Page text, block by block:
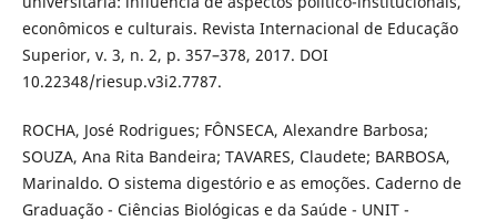
econômicos e culturais. Revista Internacional de Educação
Superior, v. 3, n. 2, p. 357–378, 2017. DOI
10.22348/riesup.v3i2.7787.
ROCHA, José Rodrigues; FÔNSECA, Alexandre Barbosa;
SOUZA, Ana Rita Bandeira; TAVARES, Claudete; BARBOSA,
Marinaldo. O sistema digestório e as emoções. Caderno de
Graduação - Ciências Biológicas e da Saúde - UNIT -